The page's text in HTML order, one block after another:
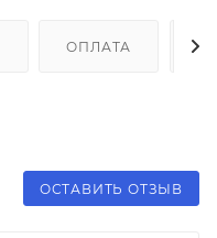
ОПЛАТА
ОСТАВИТЬ ОТЗЫВ